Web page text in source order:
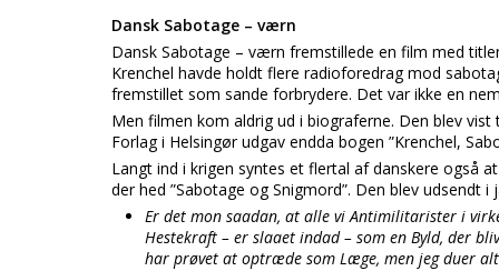
Dansk Sabotage – værn
Dansk Sabotage – værn fremstillede en film med
Krenchel havde holdt flere radioforedrag mod
fremstillet som sande forbrydere. Det var ikke en
Men filmen kom aldrig ud i biograferne. Den blev
Forlag i Helsingør udgav endda bogen ”Krenchel,
Langt ind i krigen syntes et flertal af danskere også
der hed ”Sabotage og Snigmord”. Den blev udsendt
Er det mon saadan, at alle vi Antimilitarister i
Hestekraft – er slaaet indad – som en Byld, der
har prøvet at optræde som Læge, men jeg duer